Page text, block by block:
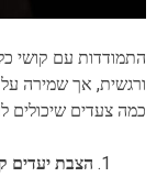
התמודדות עם קושי
ורגשית, אך שמירה
כמה צעדים שיכולים
הצבת יעדים